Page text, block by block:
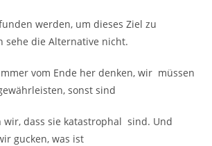
werden, um dieses Ziel zu
sehe die Alternative nicht.
vom Ende her denken, wir müssen
sonst sind
wir, dass sie katastrophal sind. Und
gucken, was ist